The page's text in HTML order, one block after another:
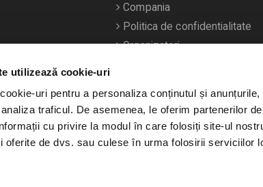
utilizează cookie-uri
uri pentru a personaliza conținutul și
traficul. De asemenea, le oferim partenerilor
cu privire la modul în care folosiți site-ul
oferite de dvs. sau culese în urma folosirii serviciilor
Compania
Politica de confidentialitate
Organizatori